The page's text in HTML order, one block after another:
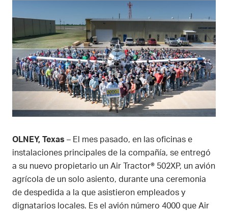
OLNEY, Texas – El mes pasado, en las oficinas e
instalaciones principales de la compañía, se entregó
a su nuevo propietario un Air Tractor® 502XP, un avión
agrícola de un solo asiento, durante una ceremonia
de despedida a la que asistieron empleados y
dignatarios locales. Es el avión número 4000 que Air